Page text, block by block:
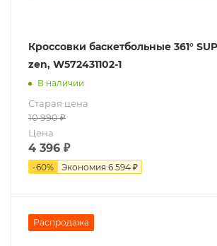
Кроссовки баскетбольные 361°
zen, W572431102-1
В наличии
Старая цена
10 990₽
Цена
4 396 ₽
-60% Экономия 6 594 ₽
Распродажа